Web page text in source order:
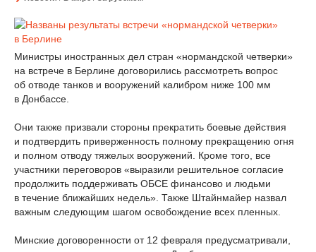
Министры иностранных дел стран «нормандской четверки»
на встрече в Берлине договорились рассмотреть вопрос
об отводе танков и вооружений калибром ниже 100 мм
в Донбассе.
Они также призвали стороны прекратить боевые действия
и подтвердить приверженность полному прекращению огня
и полном отводу тяжелых вооружений. Кроме того, все
участники переговоров «выразили решительное согласие
продолжить поддерживать ОБСЕ финансово и людьми
в течение ближайших недель». Также Штайнмайер назвал
важным следующим шагом освобождение всех пленных.
Минские договоренности от 12 февраля предусматривали,